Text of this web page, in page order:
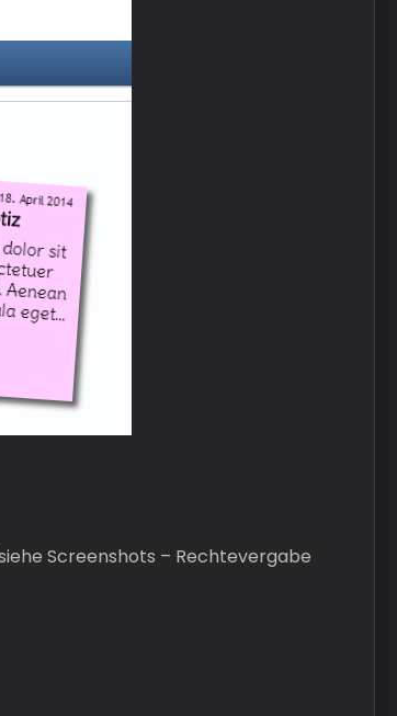
Screenshots – Rechtevergabe